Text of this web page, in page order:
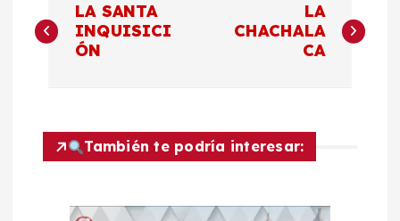
a
e
g
LA SANTA
INQUISICI
ÓN
LA
CHACHALA
CA
También te podría interesar: